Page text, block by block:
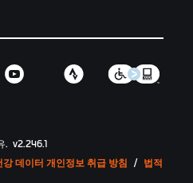
. v2.246.1
강 데이터 개인정보 취급 방침 / 법적